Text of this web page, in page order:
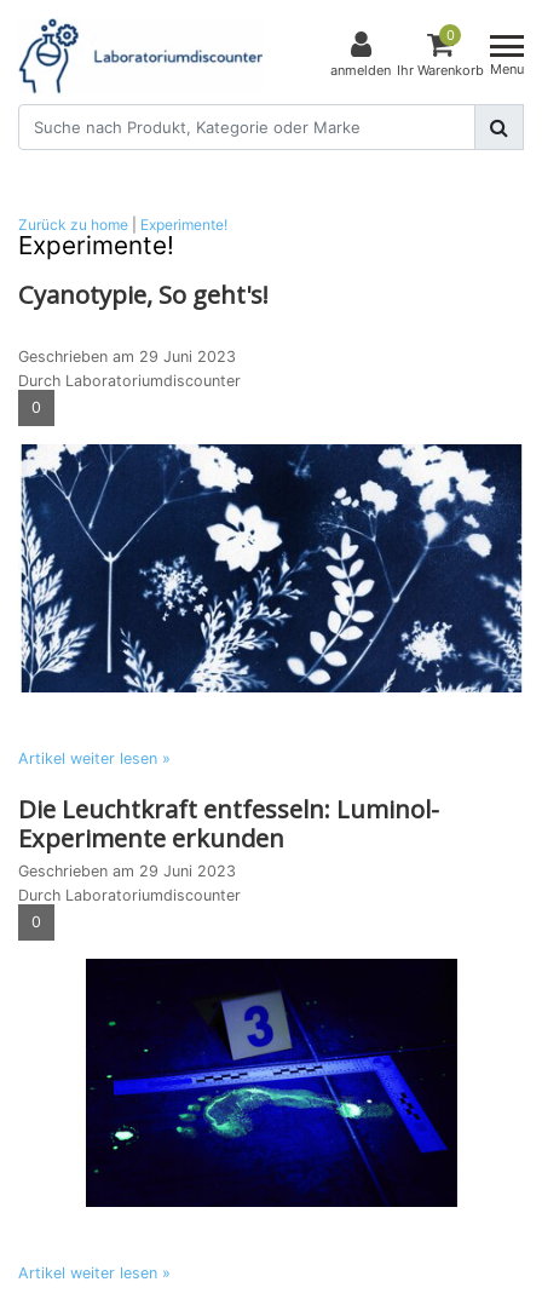
anmelden
0
Ihr Warenkorb Menu
Zurück zu home Experimente!
Experimente!
Cyanotypie, So geht's!
Geschrieben am 29 Juni 2023
Durch Laboratoriumdiscounter
0
Artikel weiter lesen »
Die Leuchtkraft entfesseln: Luminol-
Experimente erkunden
Geschrieben am 29 Juni 2023
Durch Laboratoriumdiscounter
0
Artikel weiter lesen »